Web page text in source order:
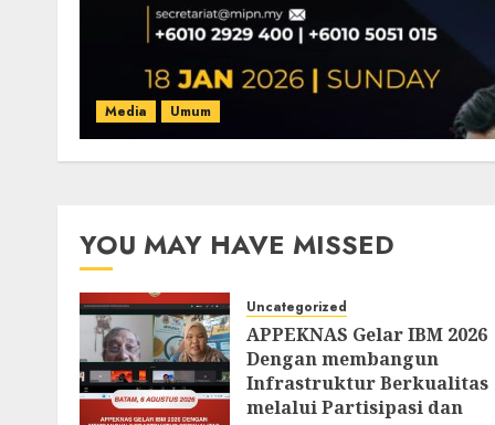
Media Umum
YOU MAY HAVE MISSED
Uncategorized
APPEKNAS Gelar IBM 2026
Dengan membangun
Infrastruktur Berkualitas
melalui Partisipasi dan